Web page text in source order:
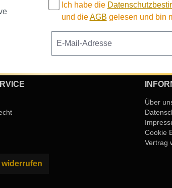
Ich habe die
und dieAGB gelesen und bin
widerrufen
Über
Cookie
Vertrag